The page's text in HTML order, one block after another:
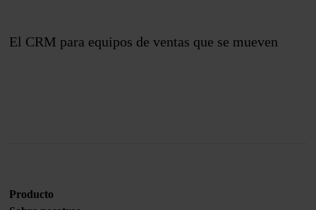
El CRM para equipos de ventas que se mueven
Producto